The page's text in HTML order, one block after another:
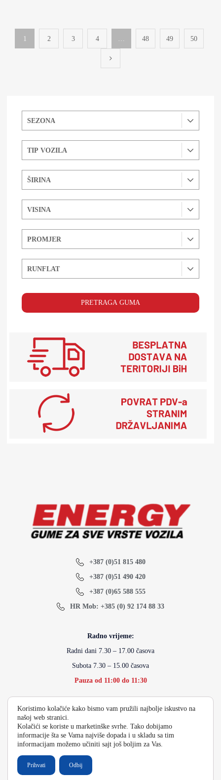
1 2 3 4 … 48 49 50
PRETRAGA GUMA
+387 (0)51 815 480
+387 (0)51 490 420
+387 (0)65 588 555
HR Mob: +385 (0) 92 174 88 33
Radno vrijeme:
Radni dani 7.30 – 17.00 časova
Subota 7.30 – 15.00 časova
Pauza od 11:00 do 11:30
info@energydoo.com
2026 Copyright Energy Auto Gume
Koristimo kolačiće kako bismo vam pružili najbolje iskustvo na
našoj web stranici.
Kolačići se koriste u marketinške svrhe. Tako dobijamo
informacije šta se Vama najviše dopada i u skladu sa tim
informacijam možemo učiniti sajt još boljim za Vas.
Prihvati Odbij